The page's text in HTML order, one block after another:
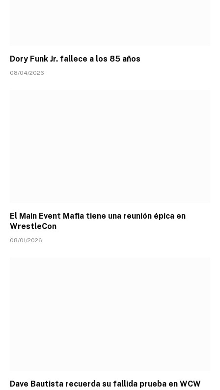
Dory Funk Jr. fallece a los 85 años
08/04/2026
El Main Event Mafia tiene una reunión épica en
WrestleCon
08/01/2026
Dave Bautista recuerda su fallida prueba en WCW